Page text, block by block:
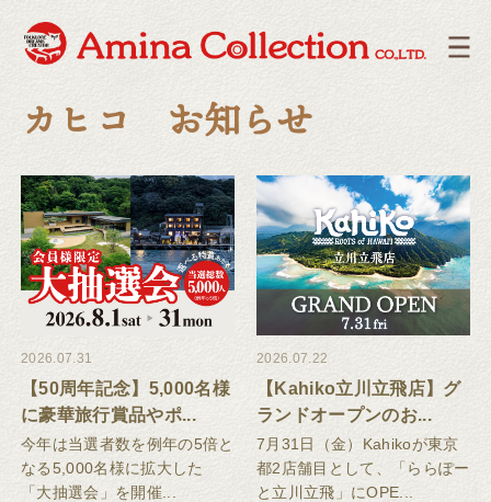
カヒコ お知らせ
2026.07.31
【50周年記念】5,000名様
に豪華旅行賞品やポ...
今年は当選者数を例年の5倍と
なる5,000名様に拡大した
「大抽選会」を開催...
2026.07.22
【Kahiko立川立飛店】グ
ランドオープンのお...
7月31日（金）Kahikoが東京
都2店舗目として、「ららぽー
と立川立飛」にOPE...